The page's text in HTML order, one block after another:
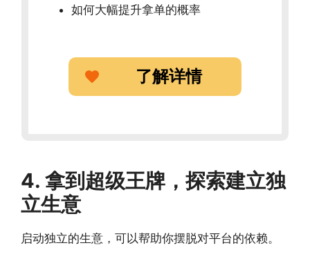
如何大幅提升拿单的概率
了解详情
4. 拿到超级王牌，探索建立独
立生意
启动独立的生意，可以帮助你摆脱对平台的依赖。